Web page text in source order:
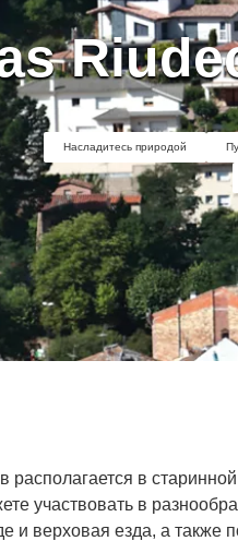
Насладитесь природой
располагается в
участвовать в
и верховая езда, а также